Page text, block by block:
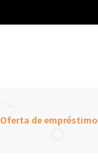
Oferta de